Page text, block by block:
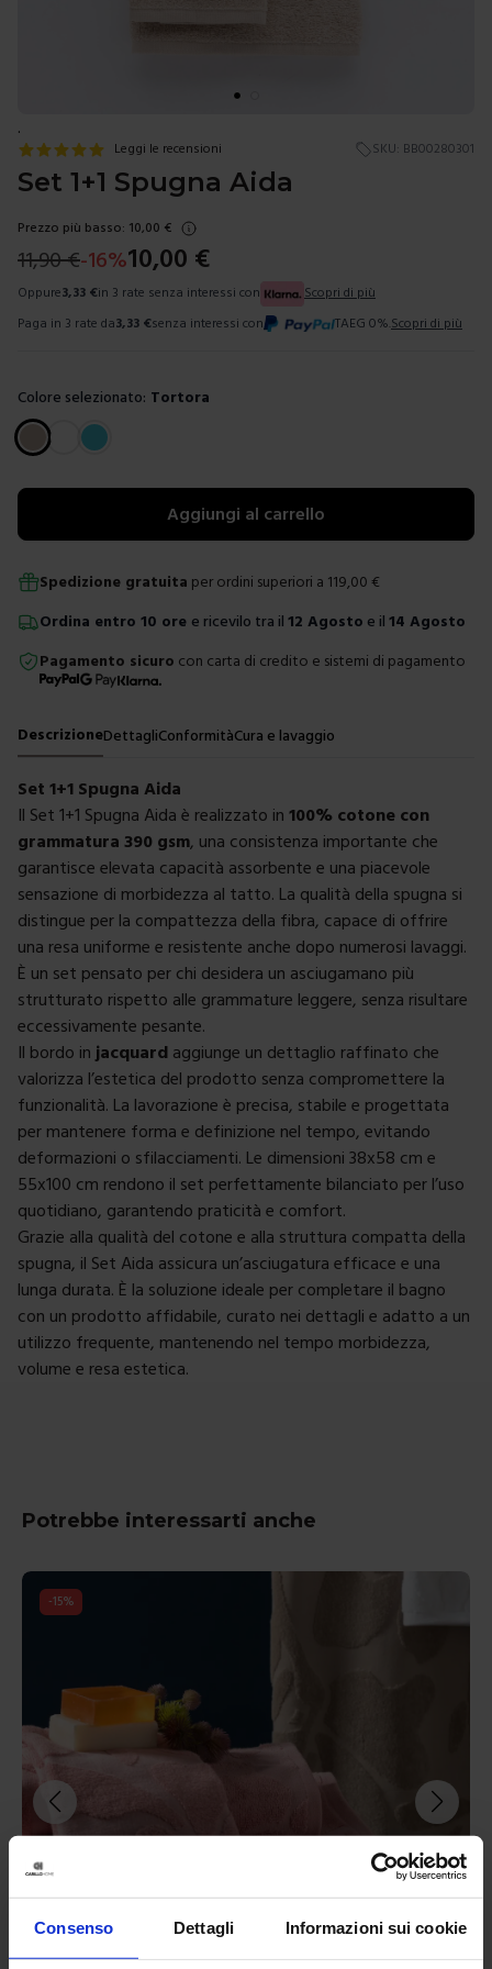
Consenso Dettagli Informazioni sui cookie
.
Leggi le recensioni SKU: BB00280301
Set 1+1 Spugna Aida
Prezzo più basso: 10,00 €
11,90€-16%10,00 €
Oppure3,33 €in 3 rate senza interessi con
Scopri di più
Paga in 3 rate da3,33 €senza interessi con TAEG 0%. Scopri di più
Colore selezionato: Tortora
Scegli un colore
Aggiungi al carrello
Spedizione gratuita per ordini superiori a 119,00 €
Ordina entro 10 ore e ricevilo tra il 12 Agosto e il 14 Agosto
Pagamento sicuro con carta di credito e sistemi di pagamento
DescrizioneDettagliConformitàCura e lavaggio
Set 1+1 Spugna Aida
Il Set 1+1 Spugna Aida è realizzato in 100% cotone con
grammatura 390 gsm, una consistenza importante che
garantisce elevata capacità assorbente e una piacevole
sensazione di morbidezza al tatto. La qualità della spugna si
distingue per la compattezza della fibra, capace di offrire
una resa uniforme e resistente anche dopo numerosi lavaggi.
È un set pensato per chi desidera un asciugamano più
strutturato rispetto alle grammature leggere, senza risultare
eccessivamente pesante.
Il bordo in jacquard aggiunge un dettaglio raffinato che
valorizza l’estetica del prodotto senza compromettere la
funzionalità. La lavorazione è precisa, stabile e progettata
per mantenere forma e definizione nel tempo, evitando
deformazioni o sfilacciamenti. Le dimensioni 38x58 cm e
55x100 cm rendono il set perfettamente bilanciato per l’uso
quotidiano, garantendo praticità e comfort.
Grazie alla qualità del cotone e alla struttura compatta della
spugna, il Set Aida assicura un’asciugatura efficace e una
lunga durata. È la soluzione ideale per completare il bagno
con un prodotto affidabile, curato nei dettagli e adatto a un
utilizzo frequente, mantenendo nel tempo morbidezza,
volume e resa estetica.
Potrebbe interessarti anche
-15%